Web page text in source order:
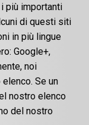
più importanti
di questi siti
in più lingue
Google+,
noi
Se un
nostro elenco
del nostro